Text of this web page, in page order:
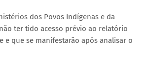
dos Povos Indígenas e da
ter tido acesso prévio ao relatório
e que se manifestarão após analisar o